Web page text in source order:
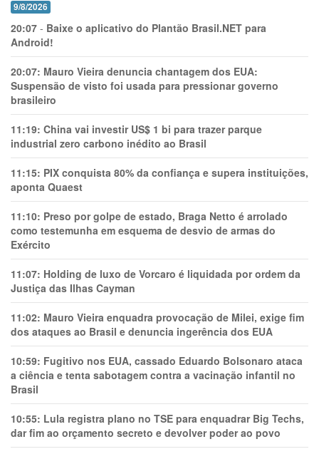
9/8/2026
20:07 - Baixe o aplicativo do Plantão Brasil.NET para
Android!
20:07: Mauro Vieira denuncia chantagem dos EUA:
Suspensão de visto foi usada para pressionar governo
brasileiro
11:19: China vai investir US$ 1 bi para trazer parque
industrial zero carbono inédito ao Brasil
11:15: PIX conquista 80% da confiança e supera instituições,
aponta Quaest
11:10: Preso por golpe de estado, Braga Netto é arrolado
como testemunha em esquema de desvio de armas do
Exército
11:07: Holding de luxo de Vorcaro é liquidada por ordem da
Justiça das Ilhas Cayman
11:02: Mauro Vieira enquadra provocação de Milei, exige fim
dos ataques ao Brasil e denuncia ingerência dos EUA
10:59: Fugitivo nos EUA, cassado Eduardo Bolsonaro ataca
a ciência e tenta sabotagem contra a vacinação infantil no
Brasil
10:55: Lula registra plano no TSE para enquadrar Big Techs,
dar fim ao orçamento secreto e devolver poder ao povo